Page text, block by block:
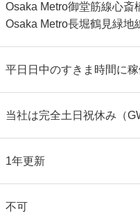
Osaka Metro御堂筋線心斎
Osaka Metro長堀鶴見緑地
平日日中のすきま時間に
当社は完全土日祝休み（
1年更新
不可